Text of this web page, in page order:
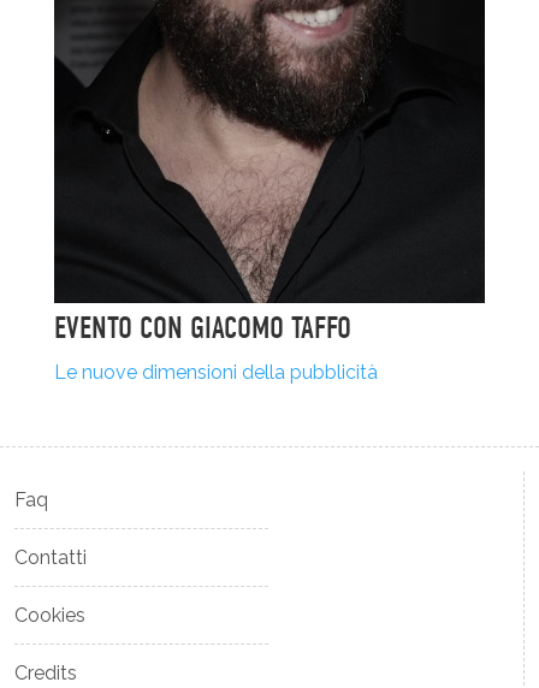
EVENTO CON GIACOMO TAFFO
Le nuove dimensioni della pubblicità
Faq
Contatti
Cookies
Credits